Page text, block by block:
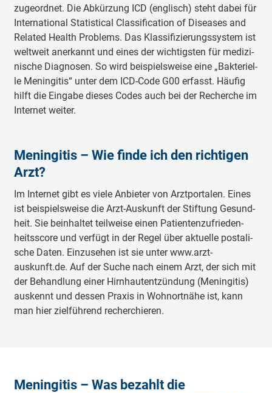
zu­ge­ord­net. Die Ab­kür­zung ICD (eng­lisch) steht da­bei für
In­ter­na­tio­nal Sta­tis­ti­cal Clas­si­fi­ca­tion of Di­sea­ses and
Re­la­ted Health Prob­lems. Das Klas­si­fi­zie­rungs­sys­tem ist
welt­weit an­er­kannt und ei­nes der wich­tigs­ten für me­di­zi­
ni­sche Dia­gno­sen. So wird bei­spiels­wei­se ei­ne „Bak­te­ri­el­
le Me­nin­gi­tis“ un­ter dem ICD-Code G00 er­fasst. Häu­fig
hilft die Ein­ga­be die­ses Co­des auch bei der Re­cher­che im
In­ter­net wei­ter.
Meningitis – Wie finde ich den richtigen
Arzt?
Im In­ter­net gibt es vie­le An­bie­ter von Arzt­por­ta­len. Ei­nes
ist bei­spiels­wei­se die Arzt-Aus­kunft der Stif­tung Ge­sund­
heit. Sie be­in­hal­tet teil­wei­se ei­nen Pa­tien­ten­zu­frie­den­
heits­score und ver­fügt in der Re­gel über ak­tu­el­le pos­ta­li­
sche Da­ten. Ein­zu­se­hen ist sie un­ter www.arzt-
auskunft.de. Auf der Su­che nach ei­nem Arzt, der sich mit
der Be­hand­lung ei­ner Hirn­haut­ent­zün­dung (Me­nin­gi­tis)
aus­kennt und des­sen Pra­xis in Wohn­ort­nä­he ist, kann
man hier ziel­füh­rend re­cher­chie­ren.
Meningitis – Was bezahlt die